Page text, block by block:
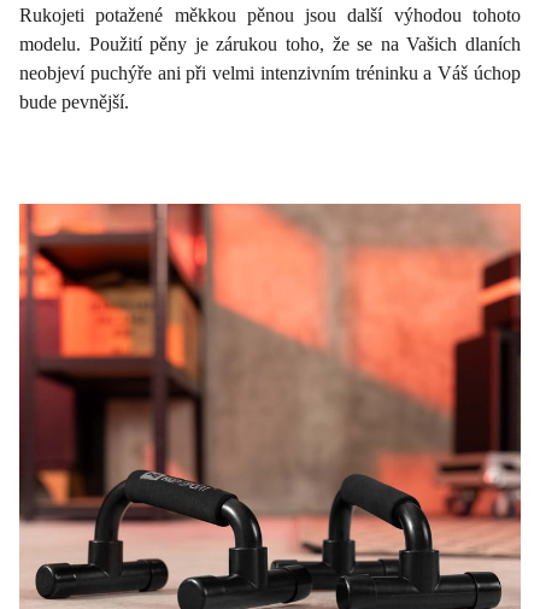
Rukojeti potažené měkkou pěnou jsou další výhodou tohoto
modelu. Použití pěny je zárukou toho, že se na Vašich dlaních
neobjeví puchýře ani při velmi intenzivním tréninku a Váš úchop
bude pevnější.